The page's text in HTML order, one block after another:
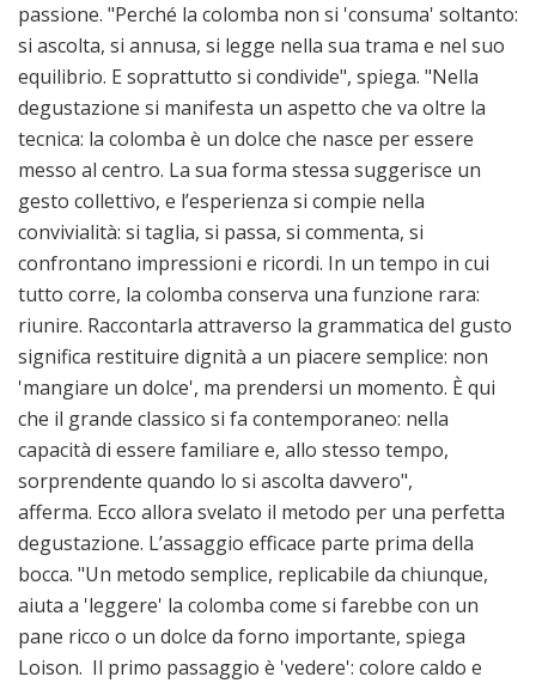
passione. "Perché la colomba non si 'consuma' soltanto:
si ascolta, si annusa, si legge nella sua trama e nel suo
equilibrio. E soprattutto si condivide", spiega. "Nella
degustazione si manifesta un aspetto che va oltre la
tecnica: la colomba è un dolce che nasce per essere
messo al centro. La sua forma stessa suggerisce un
gesto collettivo, e l’esperienza si compie nella
convivialità: si taglia, si passa, si commenta, si
confrontano impressioni e ricordi. In un tempo in cui
tutto corre, la colomba conserva una funzione rara:
riunire. Raccontarla attraverso la grammatica del gusto
significa restituire dignità a un piacere semplice: non
'mangiare un dolce', ma prendersi un momento. È qui
che il grande classico si fa contemporaneo: nella
capacità di essere familiare e, allo stesso tempo,
sorprendente quando lo si ascolta davvero",
afferma. Ecco allora svelato il metodo per una perfetta
degustazione. L’assaggio efficace parte prima della
bocca. "Un metodo semplice, replicabile da chiunque,
aiuta a 'leggere' la colomba come si farebbe con un
pane ricco o un dolce da forno importante, spiega
Loison. Il primo passaggio è 'vedere': colore caldo e